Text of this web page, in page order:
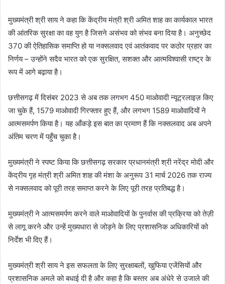
मुख्यमंत्री श्री साय ने कहा कि केंद्रीय मंत्री श्री अमित शाह का कार्यकाल भारत
की आंतरिक सुरक्षा का वह युग है जिसने असंभव को संभव बना दिया है। अनुच्छेद
370 की ऐतिहासिक समाप्ति हो या नक्सलवाद एवं आतंकवाद पर कठोर प्रहार का
निर्णय – उन्होंने सदैव भारत को एक सुरक्षित, सशक्त और आत्मविश्वासी राष्ट्र के
रूप में आगे बढ़ाया है।
छत्तीसगढ़ में दिसंबर 2023 से अब तक लगभग 450 माओवादी न्यूट्रलाइज़ किए
जा चुके हैं, 1579 माओवादी गिरफ्तार हुए हैं, और लगभग 1589 माओवादियों ने
आत्मसमर्पण किया है। यह आँकड़े इस बात का प्रमाण हैं कि नक्सलवाद अब अपने
अंतिम चरण में पहुँच चुका है।
मुख्यमंत्री ने स्पष्ट किया कि छत्तीसगढ़ सरकार प्रधानमंत्री श्री नरेंद्र मोदी और
केंद्रीय गृह मंत्री श्री अमित शाह की मंशा के अनुरूप 31 मार्च 2026 तक राज्य
से नक्सलवाद को पूरी तरह समाप्त करने के लिए पूरी तरह प्रतिबद्ध है।
मुख्यमंत्री ने आत्मसमर्पण करने वाले माओवादियों के पुनर्वास की प्रक्रिया को तेज़ी
से लागू करने और उन्हें मुख्यधारा से जोड़ने के लिए प्रशासनिक अधिकारियों को
निर्देश भी दिए हैं।
मुख्यमंत्री श्री साय ने इस सफलता के लिए सुरक्षाबलों, खुफिया एजेंसियों और
प्रशासनिक अमले को बधाई दी है और कहा है कि बस्तर अब अंधेरे से उजाले की